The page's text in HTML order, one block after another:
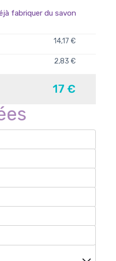
fabriquer du savon
14,17 €
2,83 €
17 €